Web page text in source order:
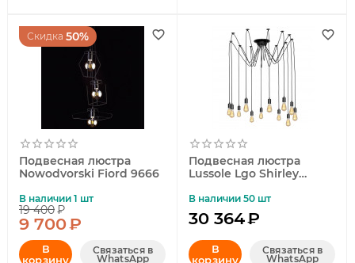
Скидка 50%
Подвесная люстра
Nowodvorski Fiord 9666
В наличии 1 шт
19 400₽
9 700₽
В
корзину
Связаться в
WhatsApp
Подвесная люстра
Lussole Lgo Shirley
В наличии 50 шт
30 364₽
В
корзину
Связаться в
WhatsApp